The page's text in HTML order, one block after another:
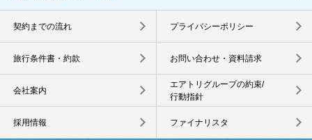
契約までの流れ プライバシーポリシー
旅行条件書・約款 お問い合わせ・資料請求
会社案内
エアトリグループの約束/
行動指針
採用情報 ファイナリスタ